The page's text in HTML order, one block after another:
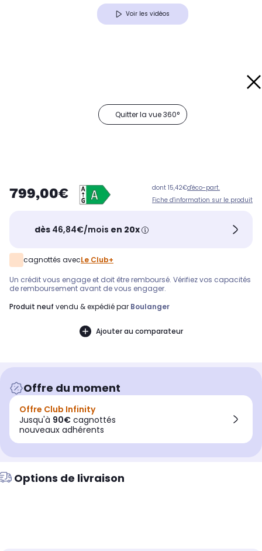
Voir les vidéos
Quitter la vue 360°
799,00€ dont 15,42€d'éco-part.
Fiche d'information sur le produit
dès 46,84€/mois en 20x
cagnottés avecLe Club+
Un crédit vous engage et doit être remboursé. Vérifiez vos capacités
de remboursement avant de vous engager.
produit neuf vendu & expédié par Boulanger
Ajouter au comparateur
Offre du moment
Offre Club Infinity
Jusqu'à 90€ cagnottés
nouveaux adhérents
Options de livraison